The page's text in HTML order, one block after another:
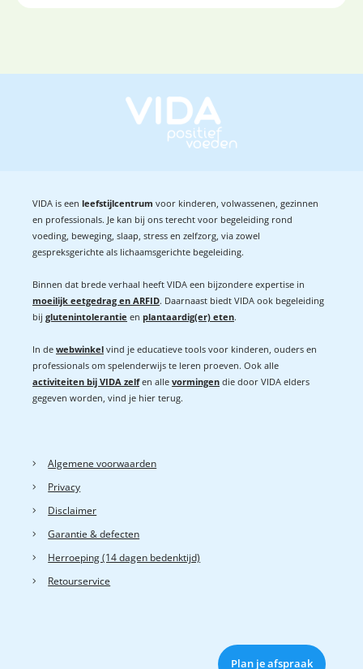
VIDA is een leefstijlcentrum voor kinderen, volwassenen, gezinnen
en professionals. Je kan bij ons terecht voor begeleiding rond
voeding, beweging, slaap, stress en zelfzorg, via zowel
gespreksgerichte als lichaamsgerichte begeleiding.
Binnen dat brede verhaal heeft VIDA een bijzondere expertise in
moeilijk eetgedrag en ARFID. Daarnaast biedt VIDA ook begeleiding
bij glutenintolerantie en plantaardig(er) eten.
In de webwinkel vind je educatieve tools voor kinderen, ouders en
professionals om spelenderwijs te leren proeven. Ook alle
activiteiten bij VIDA zelf en alle vormingen die door VIDA elders
gegeven worden, vind je hier terug.
Algemene voorwaarden
Privacy
Disclaimer
Garantie & defecten
Herroeping (14 dagen bedenktijd)
Retourservice
Plan je afspraak